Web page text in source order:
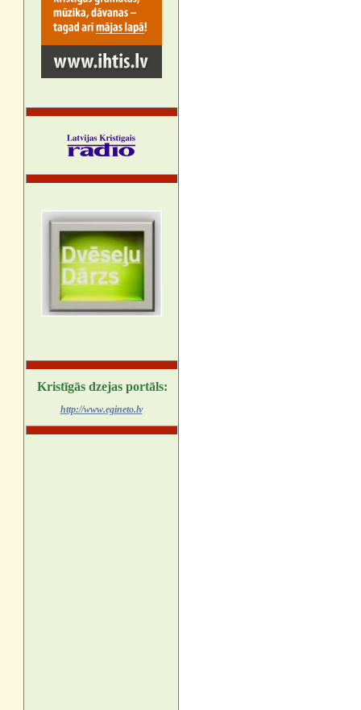
Kristīgās dzejas portāls:
http://www.egineto.lv